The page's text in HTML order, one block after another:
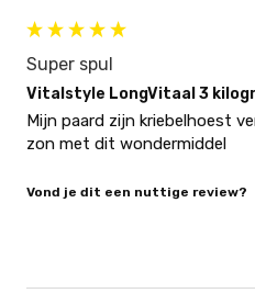
Super spul
Vitalstyle LongVitaal 3
Mijn paard zijn kriebelhoest
zon met dit wondermiddel
Vond je dit een nuttige review?